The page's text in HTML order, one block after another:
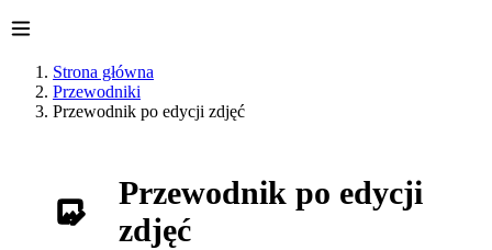
Strona główna
Przewodniki
Przewodnik po edycji zdjęć
Przewodnik po edycji
zdjęć